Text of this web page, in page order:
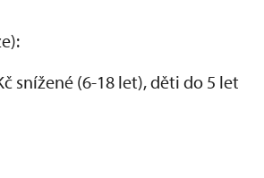
snížené (6-18 let), děti do 5 let